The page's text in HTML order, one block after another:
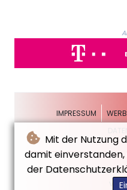
Mit der Nutzung
damit einverstanden,
der
IMPRESSUM
© Neue Rheinische